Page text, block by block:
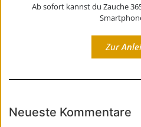
Ab sofort kannst du Zauche
Zur
Neueste Kommentare